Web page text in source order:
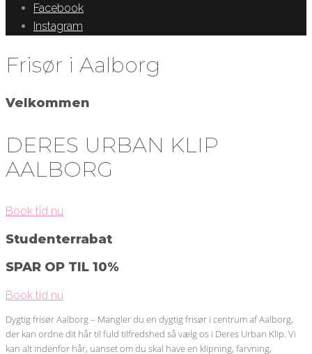
Facebook
Instagram
Frisør i Aalborg
Velkommen
DERES URBAN KLIP
AALBORG
Book tid nu
Studenterrabat
SPAR OP TIL 10%
Book tid nu
Dygtig frisør Aalborg – Mangler du en dygtig frisør i centrum af Aalborg,
der kan ordne dit hår til fuld tilfredshed så vælg os i Deres Urban Klip. Vi
kan alt indenfor hår, uanset om du skal have en klipning, farvning,